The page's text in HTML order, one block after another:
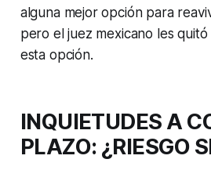
alguna mejor opción para
pero el juez mexicano les
esta opción.
INQUIETUDES A
PLAZO: ¿RIESGO